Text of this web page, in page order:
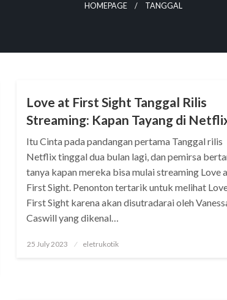
HOMEPAGE TANGGAL
Love at First Sight Tanggal Rilis
Streaming: Kapan Tayang di
Itu Cinta pada pandangan pertama Tanggal rilis
Netflix tinggal dua bulan lagi, dan pemirsa
tanya kapan mereka bisa mulai streaming Love
First Sight. Penonton tertarik untuk melihat
First Sight karena akan disutradarai oleh
Caswill yang dikenal…
Posted
25 July 2023 eletrukotik